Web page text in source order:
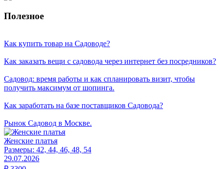
Полезное
Как купить товар на Cадоводе?
Как заказать вещи с садовода через интернет без посредников?
Садовод: время работы и как спланировать визит, чтобы
получить максимум от шопинга.
Как заработать на базе поставщиков Садовода?
Рынок Садовод в Москве.
Женские платья
Размеры: 42, 44, 46, 48, 54
29.07.2026